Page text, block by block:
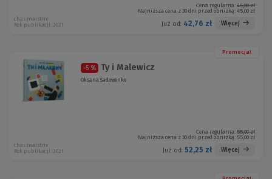
Cena regularna: 45,00 zł
Najniższa cena z 30 dni przed obniżką: 45,00 zł
Już od: 42,76 zł Więcej
chas maistriv
Rok publikacji: 2021
Promocja!
-5 % Ty i Malewicz
Oksana Sadowenko
Cena regularna: 55,00 zł
Najniższa cena z 30 dni przed obniżką: 55,00 zł
Już od: 52,25 zł Więcej
chas maistriv
Rok publikacji: 2021